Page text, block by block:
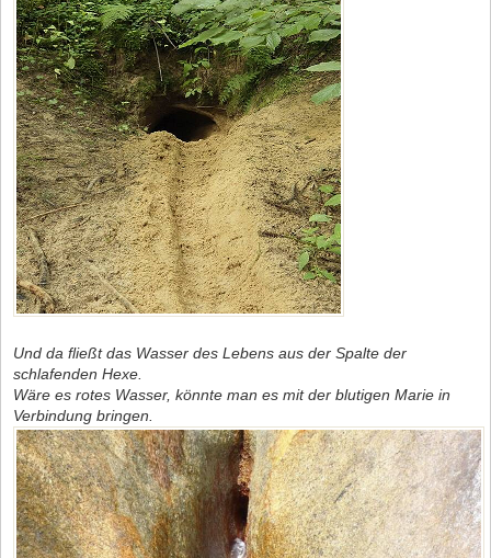
Und da fließt das Wasser des Lebens aus der Spalte der
schlafenden Hexe.
Wäre es rotes Wasser, könnte man es mit der blutigen Marie in
Verbindung bringen.